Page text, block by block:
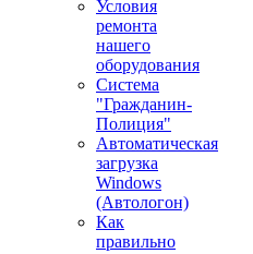
Условия
ремонта
нашего
оборудования
Система
"Гражданин-
Полиция"
Автоматическая
загрузка
Windows
(Автологон)
Как
правильно